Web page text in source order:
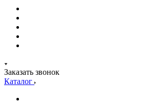
Заказать звонок
Каталог